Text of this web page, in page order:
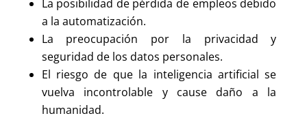
La posibilidad de pérdida de empleos debido
a la automatización.
La preocupación por la privacidad y
seguridad de los datos personales.
El riesgo de que la inteligencia artificial se
vuelva incontrolable y cause daño a la
humanidad.